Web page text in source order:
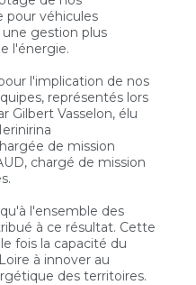
pour véhicules
gestion plus
l'énergie.
l'implication de nos
représentés lors
Gilbert Vasselon, élu
de mission
chargé de mission
l'ensemble des
à ce résultat. Cette
fois la capacité du
à innover au
des territoires.